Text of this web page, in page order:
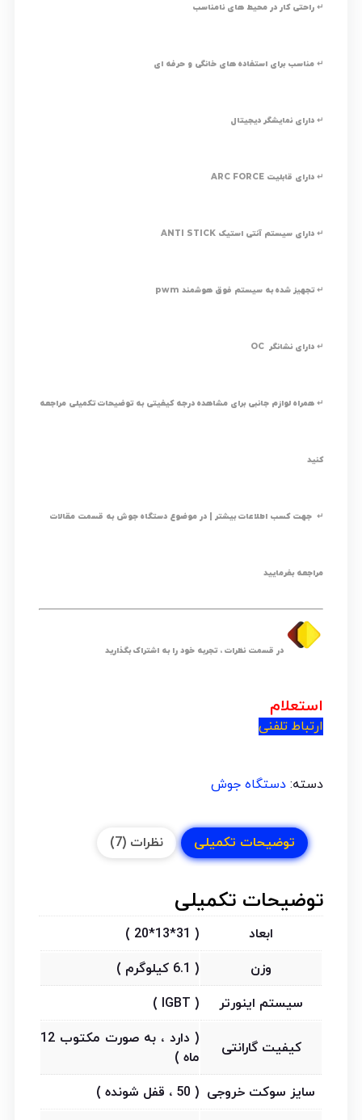
↵ راحتی کار در محیط های نامناسب
↵ مناسب برای استفاده های خانگی و حرفه ای
↵ دارای نمایشگر دیجیتال
↵ دارای قابلیت ARC FORCE
↵ دارای سیستم آنتی استیک ANTI STICK
↵ تجهیز شده به سیستم فوق هوشمند pwm
↵ دارای نشانگر OC
↵ همراه لوازم جانبی برای مشاهده درجه کیفیتی به توضیحات تکمیلی مراجعه
کنید
↵ جهت کسب اطلاعات بیشتر | در موضوع دستگاه جوش به قسمت مقالات
مراجعه بفرمایید
در قسمت نظرات ، تجربه خود را به اشتراک بگذارید
استعلام
ارتباط تلفنی
دسته: دستگاه جوش
توضیحات تکمیلی نظرات (7)
توضیحات تکمیلی
ابعاد
( 31*13*20 )
وزن
( 6.1 کیلوگرم )
سیستم اینورتر
( IGBT )
کیفیت گارانتی
( دارد ، به صورت مکتوب 12
ماه )
سایز سوکت خروجی ( 50 ، قفل شونده )